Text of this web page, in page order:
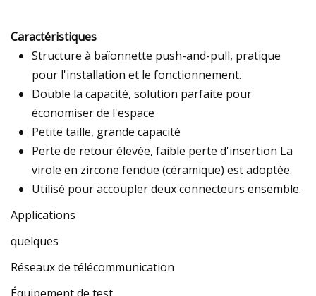
Caractéristiques
Structure à baïonnette push-and-pull, pratique
pour l'installation et le fonctionnement.
Double la capacité, solution parfaite pour
économiser de l'espace
Petite taille, grande capacité
Perte de retour élevée, faible perte d'insertion La
virole en zircone fendue (céramique) est adoptée.
Utilisé pour accoupler deux connecteurs ensemble.
Applications
quelques
Réseaux de télécommunication
Équipement de test